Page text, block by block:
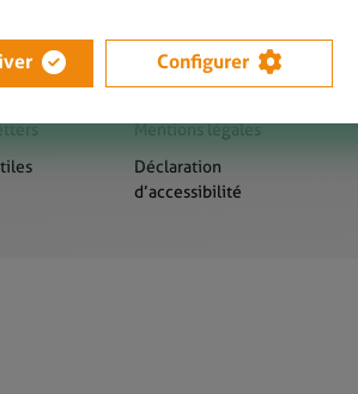
Sitemap
Mentions légales
Déclaration
d’accessibilité
Configurer